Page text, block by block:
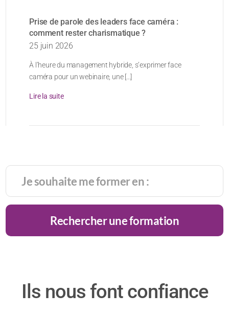
Prise de parole des leaders face caméra :
comment rester charismatique ?
25 juin 2026
À l’heure du management hybride, s’exprimer face
caméra pour un webinaire, une [...]
Lire la suite
Rechercher une formation
Ils nous font confiance